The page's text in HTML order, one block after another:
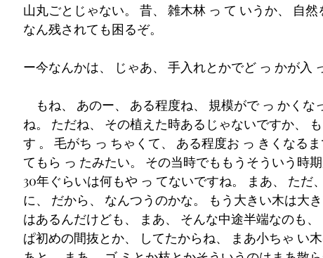
山丸ごとじゃない。 昔、 雑木林 っ て いうか、 自
なん残されても困るぞ。
ー今なんかは、 じゃあ、 手入れとかでど っ かが入
もね、 あのー、 ある程度ね、 規模がで っ かくな
ね。 ただね、 その植えた時あるじゃないですか、
す 。 毛がち っ ちゃくて、 ある程度お っ きくなる
てもら っ たみたい。 その当時でももうそういう時
30年ぐらいは何もや っ てないですね。 まあ、 ただ
に、 だから、 なんつうのかな。 もう大きい木は大
はあるんだけども、 まあ、 そんな中途半端なのも
ぱ初めの間抜とか、 してたからね、 まあ小ちゃ い